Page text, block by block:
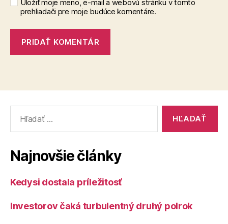
Uložiť moje meno, e-mail a webovú stránku v tomto
prehliadači pre moje budúce komentáre.
Najnovšie články
Kedysi dostala príležitosť
Investorov čaká turbulentný druhý polrok